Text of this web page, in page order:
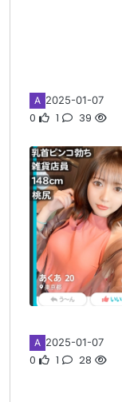
A 2025-01-07
0 1 39
A 2025-01-07
0 1 28